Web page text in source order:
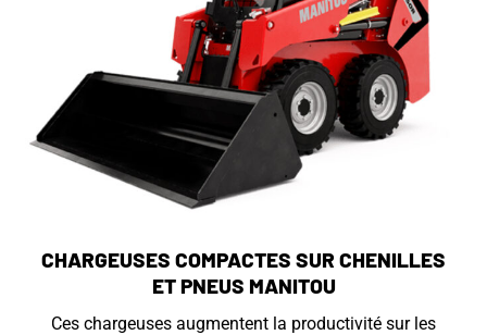
CHARGEUSES COMPACTES SUR CHENILLES
ET PNEUS MANITOU
Ces chargeuses augmentent la productivité sur les